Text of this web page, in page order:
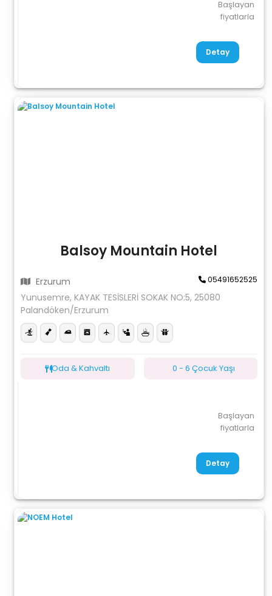
Başlayan
fiyatlarla
Detay
Balsoy Mountain Hotel
Erzurum 05491652525
Yunusemre, KAYAK TESİSLERİ SOKAK NO:5, 25080
Palandöken/Erzurum
Oda & Kahvaltı 0 - 6 Çocuk Yaşı
Başlayan
fiyatlarla
Detay